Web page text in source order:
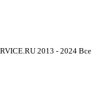
2013 - 2024 Все